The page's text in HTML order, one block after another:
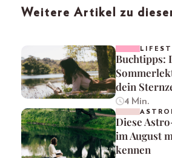
Weitere Artikel zu
Buchtipps:
dein
4 Min.
Diese
im August
kennen